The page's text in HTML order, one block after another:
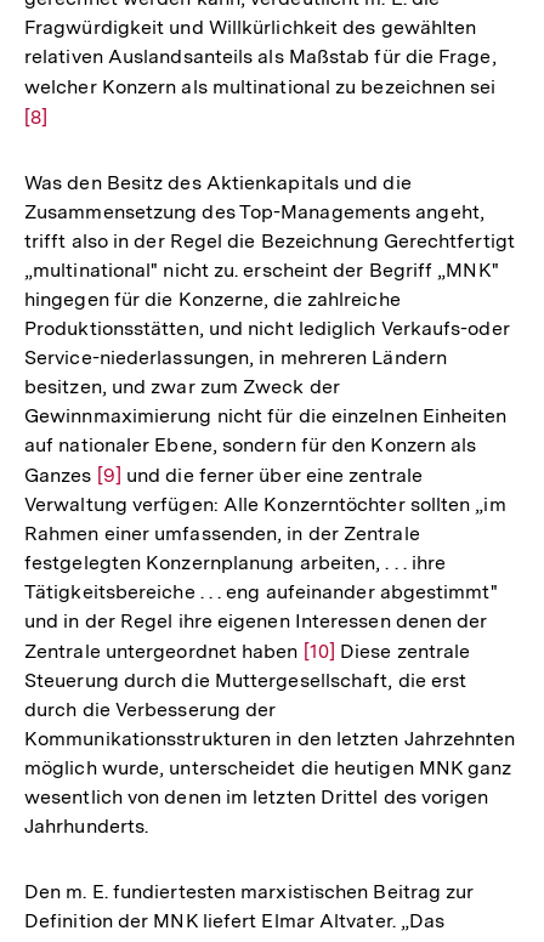
Fragwürdigkeit und Willkürlichkeit des gewählten
relativen Auslandsanteils als Maßstab für die Frage,
welcher Konzern als multinational zu bezeichnen sei
[8]
Was den Besitz des Aktienkapitals und die
Zusammensetzung des Top-Managements angeht,
trifft also in der Regel die Bezeichnung Gerechtfertigt
„multinational" nicht zu. erscheint der Begriff „MNK"
hingegen für die Konzerne, die zahlreiche
Produktionsstätten, und nicht lediglich Verkaufs-oder
Service-niederlassungen, in mehreren Ländern
besitzen, und zwar zum Zweck der
Gewinnmaximierung nicht für die einzelnen Einheiten
auf nationaler Ebene, sondern für den Konzern als
Ganzes Zur
Auflösung
der
Fußnote
[9] und die ferner über eine zentrale
Verwaltung verfügen: Alle Konzerntöchter sollten „im
Rahmen einer umfassenden, in der Zentrale
festgelegten Konzernplanung arbeiten, . . . ihre
Tätigkeitsbereiche . . . eng aufeinander abgestimmt"
und in der Regel ihre eigenen Interessen denen der
Zentrale untergeordnet haben Zur
Auflösung
Fußnote
[10] Diese zentrale
Steuerung durch die Muttergesellschaft, die erst
durch die Verbesserung der
Kommunikationsstrukturen in den letzten Jahrzehnten
möglich wurde, unterscheidet die heutigen MNK ganz
wesentlich von denen im letzten Drittel des vorigen
Jahrhunderts.
Den m. E. fundiertesten marxistischen Beitrag zur
Definition der MNK liefert Elmar Altvater. „Das